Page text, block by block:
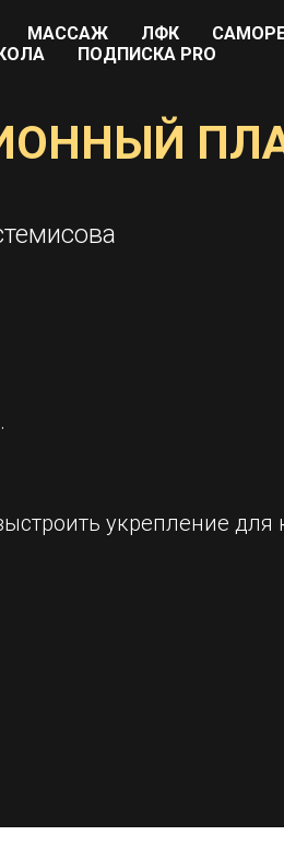
МАССАЖ ЛФК
ПОДПИСКА PRO
укрепление для